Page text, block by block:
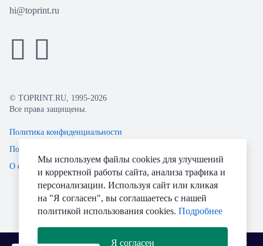
hi@toprint.ru
© TOPRINT.RU, 1995-2026
Все права защищены.
Политика конфиденциальности
Пользовательское соглашение
О файлах Cookie
Мы используем файлы cookies для улучшений
и корректной работы сайта, анализа трафика и
персонализации. Используя сайт или кликая
на "Я согласен", вы соглашаетесь с нашей
политикой использования cookies. Подробнее
Я согласен